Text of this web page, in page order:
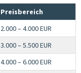
Preisbereich
2.000 – 4.000 EUR
3.000 – 5.500 EUR
4.000 – 6.000 EUR